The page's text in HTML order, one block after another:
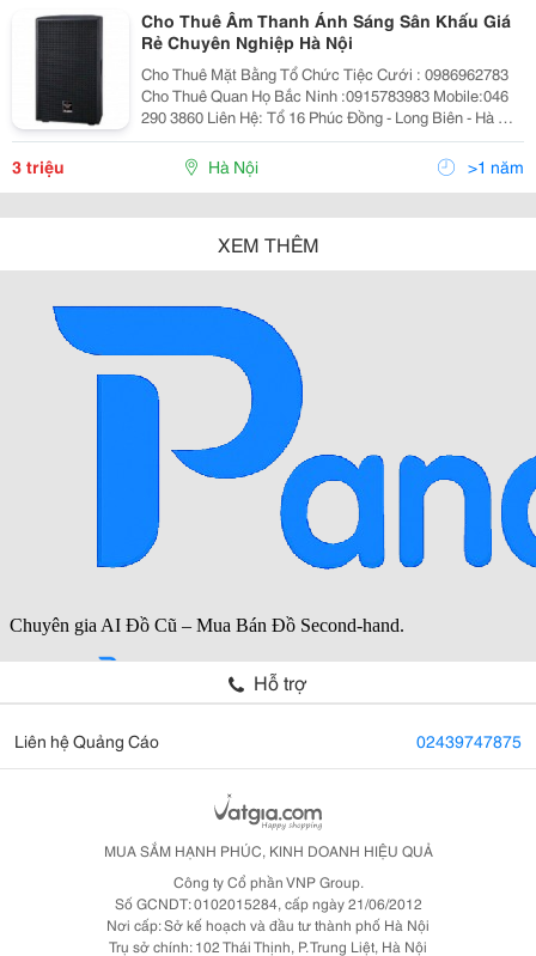
Cho Thuê Âm Thanh Ánh Sáng Sân Khấu Giá
Rẻ Chuyên Nghiệp Hà Nội
Cho Thuê Mặt Bằng Tổ Chức Tiệc Cưới : 0986962783
Cho Thuê Quan Họ Bắc Ninh :0915783983 Mobile:046
290 3860 Liên Hệ: Tổ 16 Phúc Đồng - Long Biên - Hà Nội
. Điện Thoại : 0986 962 783 Gặp Anh Hội. Chuyên Hát
Quan Họ Và Âm Thanh Ánh Sáng C
3 triệu Hà Nội >1 năm
XEM THÊM
Hỗ trợ
Liên hệ Quảng Cáo 02439747875
MUA SẮM HẠNH PHÚC, KINH DOANH HIỆU QUẢ
Công ty Cổ phần VNP Group.
Số GCNDT: 0102015284, cấp ngày 21/06/2012
Nơi cấp: Sở kế hoạch và đầu tư thành phố Hà Nội
Trụ sở chính: 102 Thái Thịnh, P. Trung Liệt, Hà Nội